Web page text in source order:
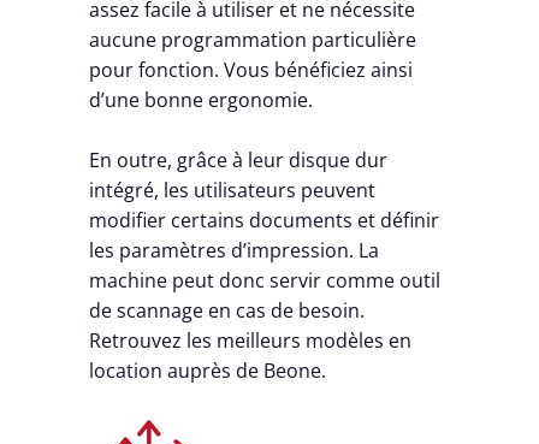
assez facile à utiliser et ne nécessite
aucune programmation particulière
pour fonction. Vous bénéficiez ainsi
d’une bonne ergonomie.
En outre, grâce à leur disque dur
intégré, les utilisateurs peuvent
modifier certains documents et définir
les paramètres d’impression. La
machine peut donc servir comme outil
de scannage en cas de besoin.
Retrouvez les meilleurs modèles en
location auprès de Beone.